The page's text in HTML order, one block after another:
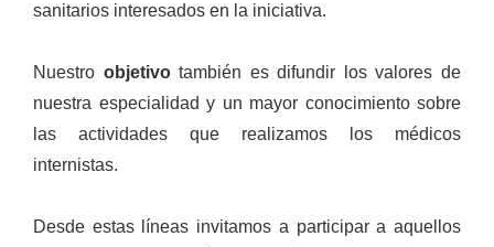
sanitarios interesados en la iniciativa.
Nuestro objetivotambién es difundir los valores de
nuestra especialidad y un mayor conocimiento sobre
las actividades que realizamos los médicos
internistas.
Desde estas líneas invitamos a participar a aquellos